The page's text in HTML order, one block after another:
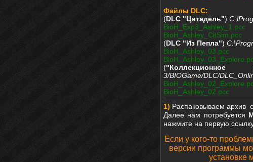
Файлы DLC:
(DLC "Цитадель")
BioH_Exp3_Ashley_1.pcc
BioH_Ashley_CitSim.pcc
(DLC "Из Пепла")
BioH_Ashley_03.pcc
("Коллекционное
3/BIOGame/DLC/
BioH_Ashley_02.pcc
1) Распаковываем архив
Далее нам потребуется
нажмите на первую
Если у кого-то
версии программы
установке